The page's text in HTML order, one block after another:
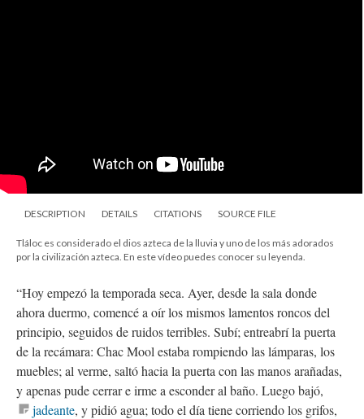
DESCRIPTION DETAILS CITATIONS SOURCE FILE
Tláloc es considerado el dios azteca de la lluvia y uno de los más adorados
por la civilización azteca. En este vídeo puedes conocer su leyenda.
“Hoy empezó la temporada seca. Ayer, desde la sala donde
ahora duermo, comencé a oír los mismos lamentos roncos del
principio, seguidos de ruidos terribles. Subí; entreabrí la puerta
de la recámara: Chac Mool estaba rompiendo las lámparas, los
muebles; al verme, saltó hacia la puerta con las manos arañadas,
y apenas pude cerrar e irme a esconder al baño. Luego bajó,
jadeante, y pidió agua; todo el día tiene corriendo los grifos,